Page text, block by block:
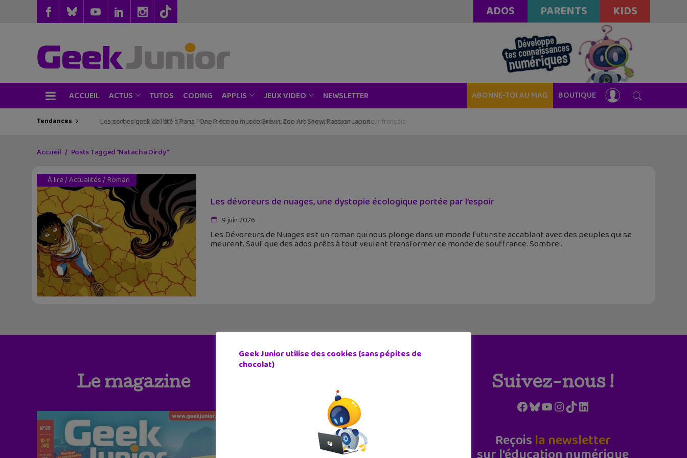
ADOS PARENTS KIDS
ACCUEIL ACTUS TUTOS CODING APPLIS JEUX VIDEO NEWSLETTER ABONNE-TOI AU MAG BOUTIQUE
Tendances Les sorties geek de l’été à Paris : One Piece au musée Grévin, Zoo Art Show, Passion Japon…
Accueil Posts Tagged "Natacha Dirdy"
À lire/Actualités/ Roman
Les dévoreurs de nuages, une dystopie écologique portée par l’espoir
9 juin 2026
Les Dévoreurs de Nuages est un roman qui nous plonge dans un monde futuriste accablant avec des peuples qui se
meurent. Sauf que des ados prêts à tout veulent transformer ce monde de souffrance. Sombre
Le magazine Suivez-nous !
Facebook
Bluesky
YouTube
Instagram
TikTokLinkedIn
Reçois la newsletter
Geek Junior utilise des cookies (sans pépites de
chocolat)